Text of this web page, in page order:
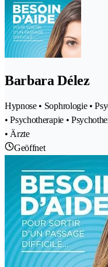
Barbara Délez
Hypnose • Sophrologie •
• Psychotherapie •
• Ärzte
Geöffnet